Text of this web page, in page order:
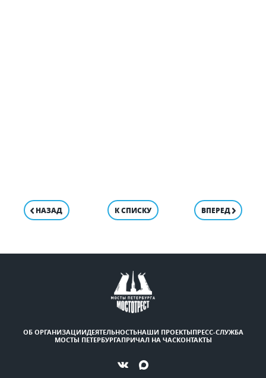
НАЗАД К СПИСКУ ВПЕРЕД
ОБ ОРГАНИЗАЦИИДЕЯТЕЛЬНОСТЬНАШИ ПРОЕКТЫПРЕСС-СЛУЖБА
МОСТЫ ПЕТЕРБУРГАПРИЧАЛ НА ЧАСКОНТАКТЫ